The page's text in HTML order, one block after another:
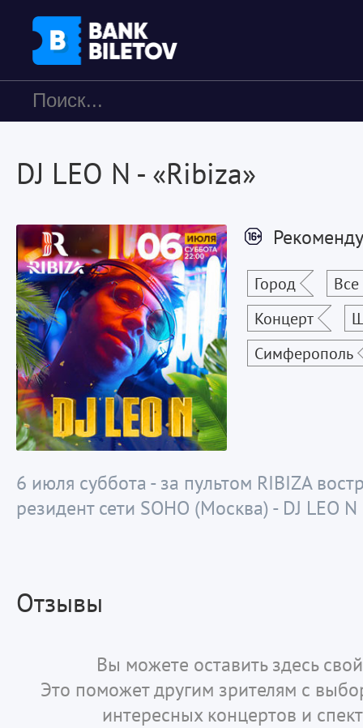
DJ LEO N - «Ribiza»
Город
Концерт
Симферополь
6 июля суббота - за пультом RIBIZA
резидент сети SOHO (Москва) - DJ LEO N
Отзывы
Вы можете оставить здесь
Это поможет другим зрителям с
интересных концертов и